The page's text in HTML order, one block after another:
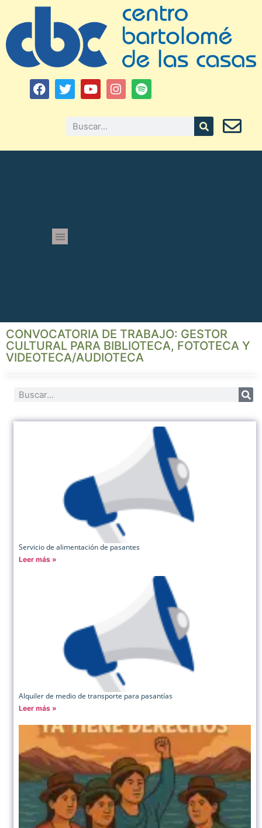
CONVOCATORIA DE TRABAJO: GESTOR
CULTURAL PARA BIBLIOTECA, FOTOTECA Y
VIDEOTECA/AUDIOTECA
Servicio de alimentación de pasantes
Leer más »
Alquiler de medio de transporte para pasantías
Leer más »